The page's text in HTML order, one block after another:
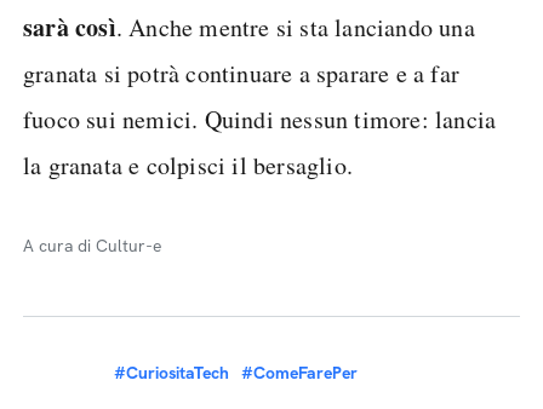
sarà così. Anche mentre si sta lanciando una
granata si potrà continuare a sparare e a far
fuoco sui nemici. Quindi nessun timore: lancia
la granata e colpisci il bersaglio.
A cura di Cultur-e
#CuriositaTech #ComeFarePer